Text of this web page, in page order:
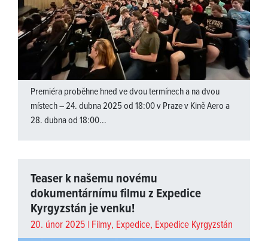
Premiéra proběhne hned ve dvou termínech a na dvou
místech – 24. dubna 2025 od 18:00 v Praze v Kině Aero a
28. dubna od 18:00...
Teaser k našemu novému
dokumentárnímu filmu z Expedice
Kyrgyzstán je venku!
20. únor 2025 | Filmy, Expedice, Expedice Kyrgyzstán